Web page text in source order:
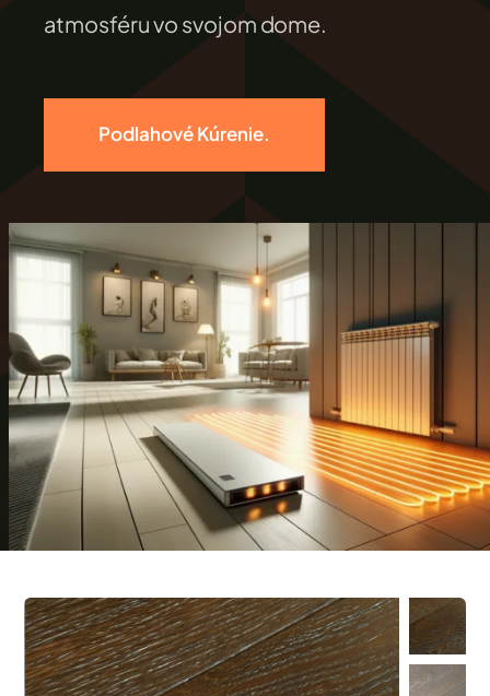
atmosféru vo svojom dome.
Podlahové Kúrenie.